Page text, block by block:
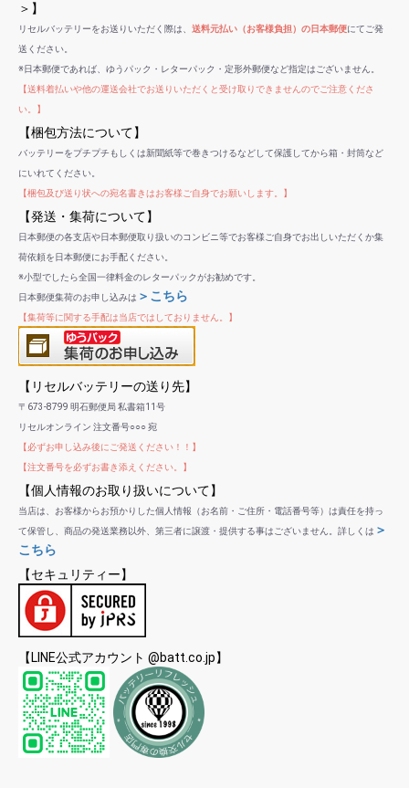
＞】
リセルバッテリーをお送りいただく際は、 送料元払い（お客様負担）の日本郵便にてご発
送ください。
※日本郵便であれば、ゆうパック・レターパック・定形外郵便など指定はございません。
【送料着払いや他の運送会社でお送りいただくと受け取りできませんのでご注意くださ
い。】
【梱包方法について】
バッテリーをプチプチもしくは新聞紙等で巻きつけるなどして保護してから箱・封筒など
にいれてください。
【梱包及び送り状への宛名書きはお客様ご自身でお願いします。】
【発送・集荷について】
日本郵便の各支店や日本郵便取り扱いのコンビニ等でお客様ご自身でお出しいただくか集
荷依頼を日本郵便にお手配ください。
※小型でしたら全国一律料金のレターパックがお勧めです。
日本郵便集荷のお申し込みは ＞こちら
【集荷等に関する手配は当店ではしておりません。】
【リセルバッテリーの送り先】
〒673-8799 明石郵便局 私書箱11号
リセルオンライン 注文番号○○○ 宛
【必ずお申し込み後にご発送ください！！】
【注文番号を必ずお書き添えください。】
【個人情報のお取り扱いについて】
当店は、お客様からお預かりした個人情報（お名前・ご住所・電話番号等）は責任を持っ
て保管し、商品の発送業務以外、第三者に譲渡・提供する事はございません。詳しくは ＞
こちら
【セキュリティー】
【LINE公式アカウント @batt.co.jp】